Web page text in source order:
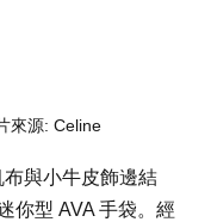
來源: Celine
布與小牛皮飾邊結
你型 AVA 手袋。經